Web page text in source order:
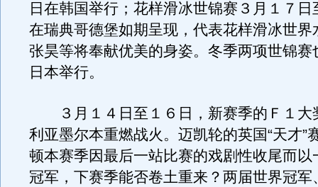
日在韩国举行；花样滑冰世锦赛３月１７日
在瑞典哥德堡如期呈现，代表花样滑冰世界
张昊等将奉献优美的身姿。冬季两项世锦赛
日本举行。
３月１４日至１６日，新赛季的Ｆ１大
利亚墨尔本重燃战火。迈凯轮的英国“天才”
顿本赛季因最后一站比赛的戏剧性收尾而以
冠军，下赛季能否卷土重来？两届世界冠军